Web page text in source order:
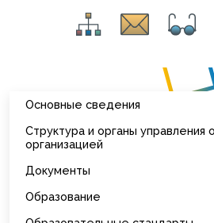
Основные сведения
Структура и органы управления
организацией
Документы
Образование